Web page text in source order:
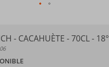
- CACAHUÈTE - 70CL - 18°